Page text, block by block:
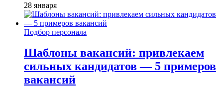
28 января
Подбор персонала
Шаблоны вакансий: привлекаем
сильных кандидатов — 5 примеров
вакансий